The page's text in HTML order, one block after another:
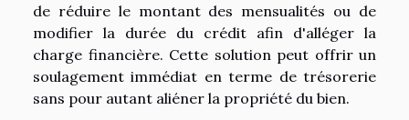
de réduire le montant des mensualités ou de
modifier la durée du crédit afin d'alléger la
charge financière. Cette solution peut offrir un
soulagement immédiat en terme de trésorerie
sans pour autant aliéner la propriété du bien.